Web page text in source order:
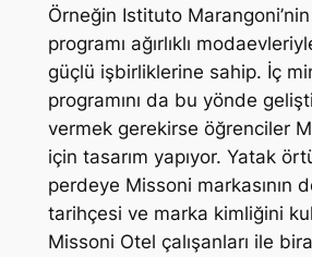
Örneğin Istituto
programı ağırlıklı
güçlü işbirliklerine sahip. İç
programını da bu yönde
vermek gerekirse öğrenciler
için tasarım yapıyor. Yatak
perdeye Missoni markasının
tarihçesi ve marka kimliğini
Missoni Otel çalışanları ile